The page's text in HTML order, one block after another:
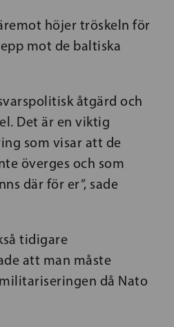
höjer tröskeln för
mot de baltiska
åtgärd och
Det är en viktig
som visar att de
överges och som
där för er”, sade
tidigare
att man måste
då Nato